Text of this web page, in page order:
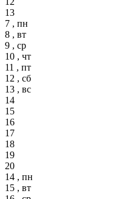
13
7 , пн
8 , вт
9 , ср
10 , чт
11 , пт
12 , сб
13 , вс
14
15
16
17
18
19
20
14 , пн
15 , вт